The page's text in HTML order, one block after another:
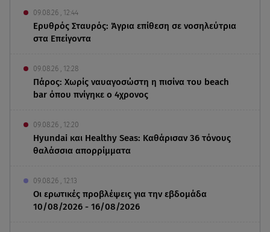
09.08.26 , 12:44
Ερυθρός Σταυρός: Άγρια επίθεση σε νοσηλεύτρια
στα Επείγοντα
09.08.26 , 12:28
Πάρος: Χωρίς ναυαγοσώστη η πισίνα του beach
bar όπου πνίγηκε ο 4χρονος
09.08.26 , 12:20
Hyundai και Healthy Seas: Καθάρισαν 36 τόνους
θαλάσσια απορρίμματα
09.08.26 , 12:13
Οι ερωτικές προβλέψεις για την εβδομάδα
10/08/2026 - 16/08/2026